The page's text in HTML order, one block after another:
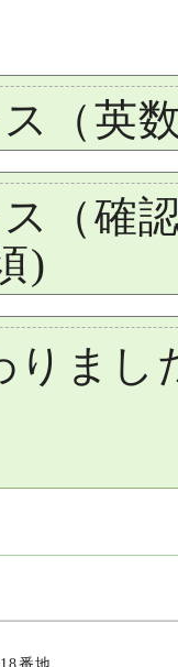
（英
（確
)
りまし